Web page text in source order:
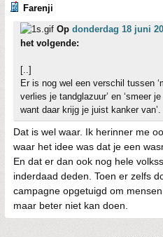
Farenji
Op donderdag 18 juni
het volgende:
[..]
Er is nog wel een verschil tussen
verlies je tandglazuur’ en ‘smeer
want daar krijg je juist kanker van’.
Dat is wel waar. Ik herinner me
waar het idee was dat je een
En dat er dan ook nog hele
inderdaad deden. Toen er zelfs
campagne opgetuigd om
maar beter niet kan doen.